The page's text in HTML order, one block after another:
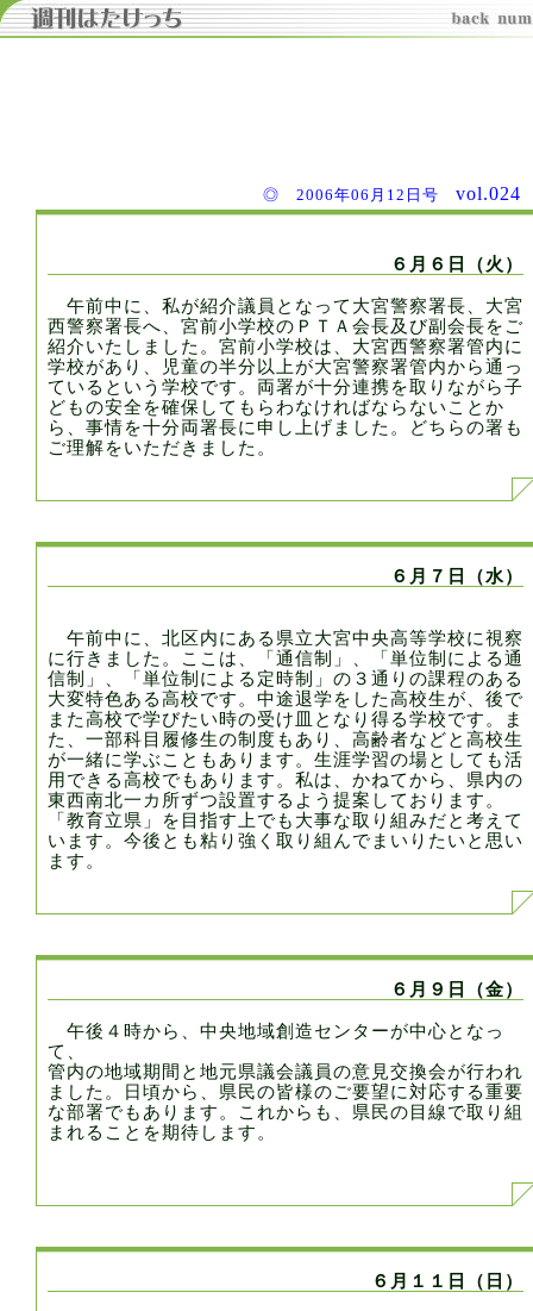
◎ 2006年06月12日号
６月６日（火）
午前中に、私が紹介議員となって大宮警察署長、大宮
西警察署長へ、宮前小学校のＰＴＡ会長及び副会長をご
紹介いたしました。宮前小学校は、大宮西警察署管内に
学校があり、児童の半分以上が大宮警察署管内から通っ
ているという学校です。両署が十分連携を取りながら子
どもの安全を確保してもらわなければならないことか
ら、事情を十分両署長に申し上げました。どちらの署も
ご理解をいただきました。
６月７日（水）
午前中に、北区内にある県立大宮中央高等学校に視察
に行きました。ここは、「通信制」、「単位制による通
信制」、「単位制による定時制」の３通りの課程のある
大変特色ある高校です。中途退学をした高校生が、後で
また高校で学びたい時の受け皿となり得る学校です。ま
た、一部科目履修生の制度もあり、高齢者などと高校生
が一緒に学ぶこともあります。生涯学習の場としても活
用できる高校でもあります。私は、かねてから、県内の
東西南北一カ所ずつ設置するよう提案しております。
「教育立県」を目指す上でも大事な取り組みだと考えて
います。今後とも粘り強く取り組んでまいりたいと思い
ます。
６月９日（金）
午後４時から、中央地域創造センターが中心となっ
て、
管内の地域期間と地元県議会議員の意見交換会が行われ
ました。日頃から、県民の皆様のご要望に対応する重要
な部署でもあります。これからも、県民の目線で取り組
まれることを期待します。
６月１１日（日）